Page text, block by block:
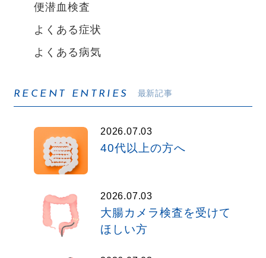
便潜血検査
よくある症状
よくある病気
RECENT ENTRIES 最新記事
2026.07.03
40代以上の方へ
2026.07.03
大腸カメラ検査を受けて
ほしい方